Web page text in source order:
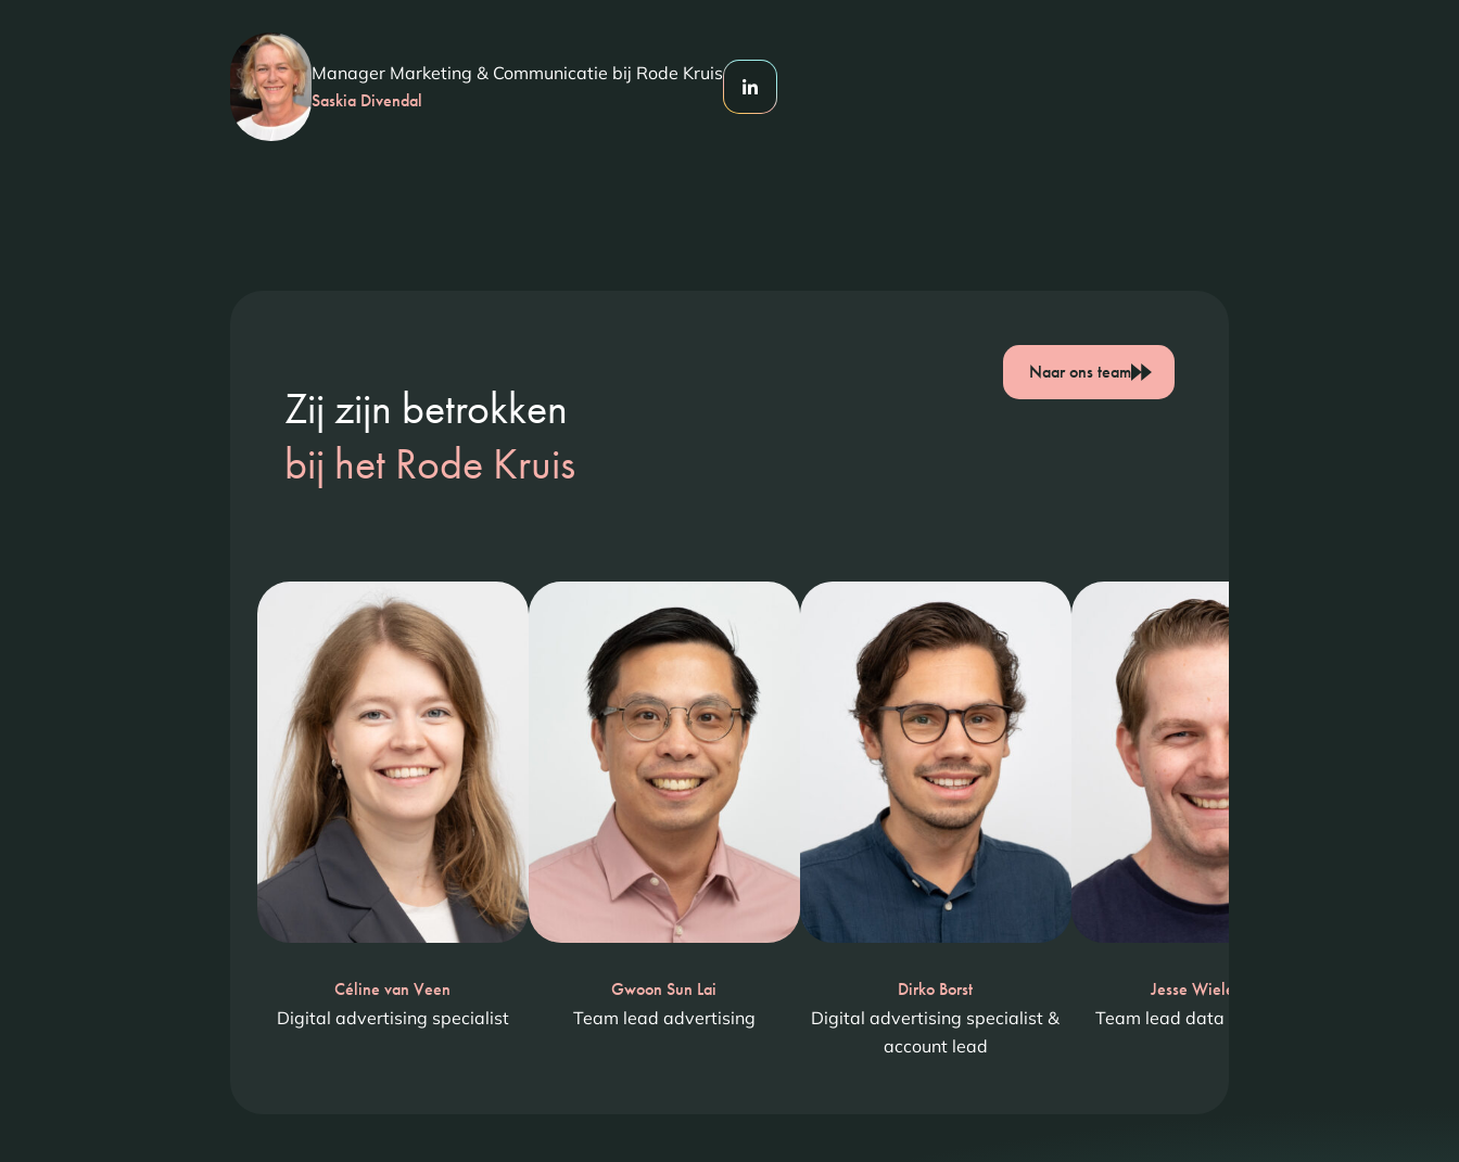
Manager Marketing & Communicatie bij Rode Kruis
Saskia Divendal
Zij zijn betrokken
bij het Rode Kruis
Naar ons team
Céline van Veen
Digital advertising specialist
Gwoon Sun Lai
Team lead advertising
Dirko Borst
Digital advertising specialist &
account lead
Jesse Wieleman
Team lead data & analytics